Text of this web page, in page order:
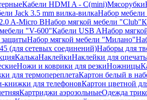
Кабели HDMI A - C(mini)Мясорубки
Jack 3.5 mm вилка-вилкаНабор
A-Micro BНабор мягкой мебели "Club"
"V-600"Кабели USB AНабор
защитыНабор мягкой мебели "Милано"
(для сетевых соединений)Наборы для
КалькаНаклейкиНаклейки для
Ножи и коврики для резкиНожницы
для термопереплетаКартон белый в
книжки для телефоновКартон цветной
Картриджи аэрозольныеОдежда